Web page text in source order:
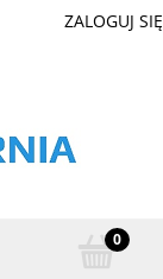
ZALOGUJ SIĘ